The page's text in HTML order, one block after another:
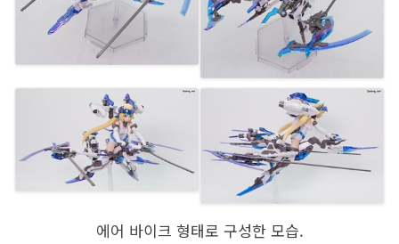
에어 바이크 형태로 구성한 모습.